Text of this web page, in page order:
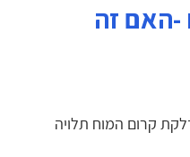
-האם זה
קרום המוח תלויה